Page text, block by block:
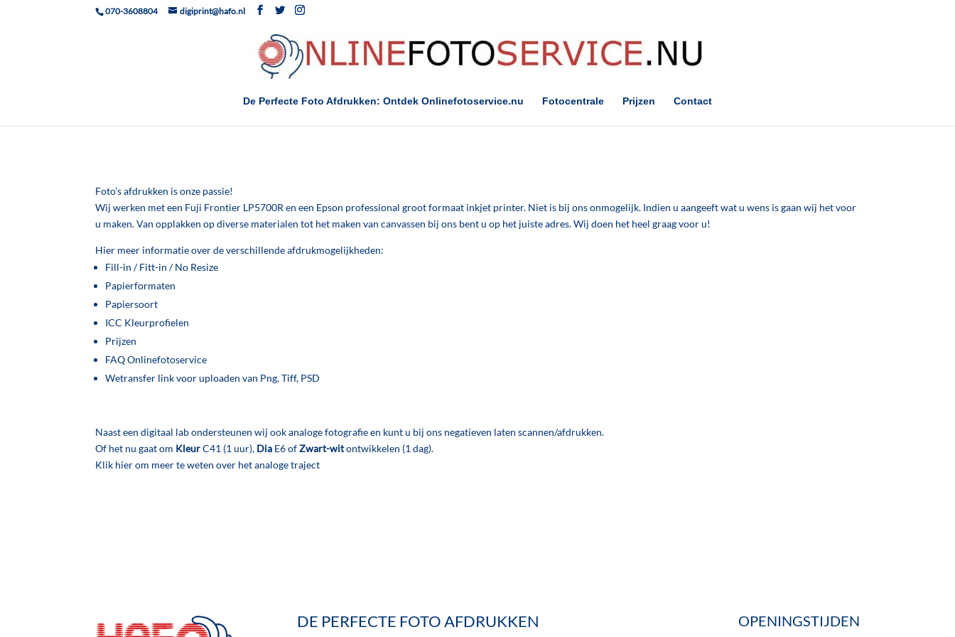
070-3608804 digiprint@hafo.nl
De Perfecte Foto Afdrukken: Ontdek Onlinefotoservice.nu Fotocentrale Prijzen Contact
Foto’s afdrukken is onze passie!
Wij werken met een Fuji Frontier LP5700R en een Epson professional groot formaat inkjet printer. Niet is bij ons onmogelijk. Indien u aangeeft wat u wens is gaan wij het voor
u maken. Van opplakken op diverse materialen tot het maken van canvassen bij ons bent u op het juiste adres. Wij doen het heel graag voor u!
Hier meer informatie over de verschillende afdrukmogelijkheden:
Fill-in / Fitt-in / No Resize
Papierformaten
Papiersoort
ICC Kleurprofielen
Prijzen
FAQ Onlinefotoservice
Wetransfer link voor uploaden van Png, Tiff, PSD
Naast een digitaal lab ondersteunen wij ook analoge fotografie en kunt u bij ons negatieven laten scannen/afdrukken.
Of het nu gaat om KleurC41 (1 uur), Dia E6 ofZwart-witontwikkelen (1 dag).
Klik hier om meer te weten over het analoge traject
DE PERFECTE FOTO AFDRUKKEN OPENINGSTIJDEN